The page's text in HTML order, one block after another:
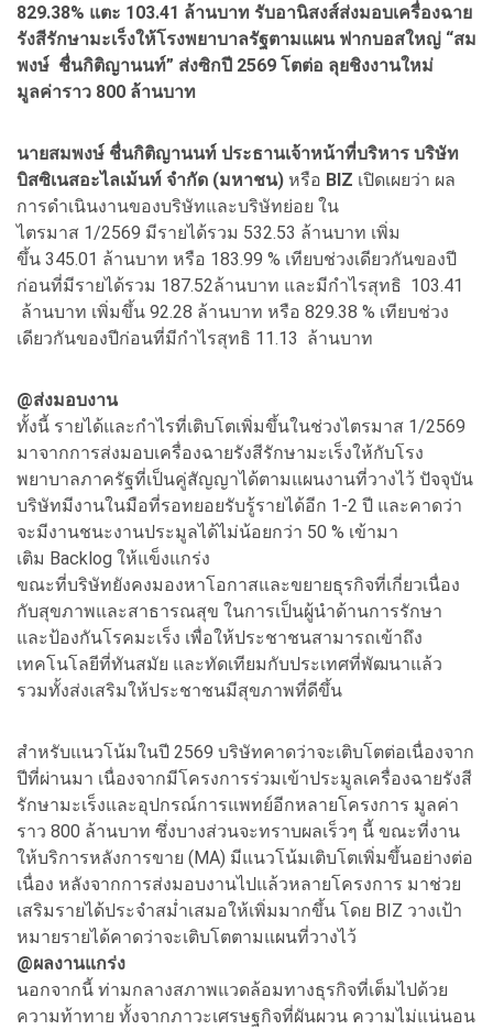
829.38% แตะ 103.41 ล้านบาท รับอานิสงส์ส่งมอบเครื่องฉาย
รังสีรักษามะเร็งให้โรงพยาบาลรัฐตามแผน ฟากบอสใหญ่ “สม
พงษ์ ชื่นกิติญานนท์” ส่งซิกปี 2569 โตต่อ ลุยชิงงานใหม่
มูลค่าราว 800 ล้านบาท
นายสมพงษ์ ชื่นกิติญานนท์ ประธานเจ้าหน้าที่บริหาร บริษัท
บิสซิเนสอะไลเม้นท์ จำกัด (มหาชน) หรือ BIZ เปิดเผยว่า ผล
การดำเนินงานของบริษัทและบริษัทย่อย ใน
ไตรมาส 1/2569 มีรายได้รวม 532.53 ล้านบาท เพิ่ม
ขึ้น 345.01 ล้านบาท หรือ 183.99 % เทียบช่วงเดียวกันของปี
ก่อนที่มีรายได้รวม 187.52ล้านบาท และมีกำไรสุทธิ 103.41
ล้านบาท เพิ่มขึ้น 92.28 ล้านบาท หรือ 829.38 % เทียบช่วง
เดียวกันของปีก่อนที่มีกำไรสุทธิ 11.13 ล้านบาท
@ส่งมอบงาน
ทั้งนี้ รายได้และกำไรที่เติบโตเพิ่มขึ้นในช่วงไตรมาส 1/2569
มาจากการส่งมอบเครื่องฉายรังสีรักษามะเร็งให้กับโรง
พยาบาลภาครัฐที่เป็นคู่สัญญาได้ตามแผนงานที่วางไว้ ปัจจุบัน
บริษัทมีงานในมือที่รอทยอยรับรู้รายได้อีก 1-2 ปี และคาดว่า
จะมีงานชนะงานประมูลได้ไม่น้อยกว่า 50 % เข้ามา
เติม Backlog ให้แข็งแกร่ง
ขณะที่บริษัทยังคงมองหาโอกาสและขยายธุรกิจที่เกี่ยวเนื่อง
กับสุขภาพและสาธารณสุข ในการเป็นผู้นำด้านการรักษา
และป้องกันโรคมะเร็ง เพื่อให้ประชาชนสามารถเข้าถึง
เทคโนโลยีที่ทันสมัย และทัดเทียมกับประเทศที่พัฒนาแล้ว
รวมทั้งส่งเสริมให้ประชาชนมีสุขภาพที่ดีขึ้น
สำหรับแนวโน้มในปี 2569 บริษัทคาดว่าจะเติบโตต่อเนื่องจาก
ปีที่ผ่านมา เนื่องจากมีโครงการร่วมเข้าประมูลเครื่องฉายรังสี
รักษามะเร็งและอุปกรณ์การแพทย์อีกหลายโครงการ มูลค่า
ราว 800 ล้านบาท ซึ่งบางส่วนจะทราบผลเร็วๆ นี้ ขณะที่งาน
ให้บริการหลังการขาย (MA) มีแนวโน้มเติบโตเพิ่มขึ้นอย่างต่อ
เนื่อง หลังจากการส่งมอบงานไปแล้วหลายโครงการ มาช่วย
เสริมรายได้ประจำสม่ำเสมอให้เพิ่มมากขึ้น โดย BIZ วางเป้า
หมายรายได้คาดว่าจะเติบโตตามแผนที่วางไว้
@ผลงานแกร่ง
นอกจากนี้ ท่ามกลางสภาพแวดล้อมทางธุรกิจที่เต็มไปด้วย
ความท้าทาย ทั้งจากภาวะเศรษฐกิจที่ผันผวน ความไม่แน่นอน